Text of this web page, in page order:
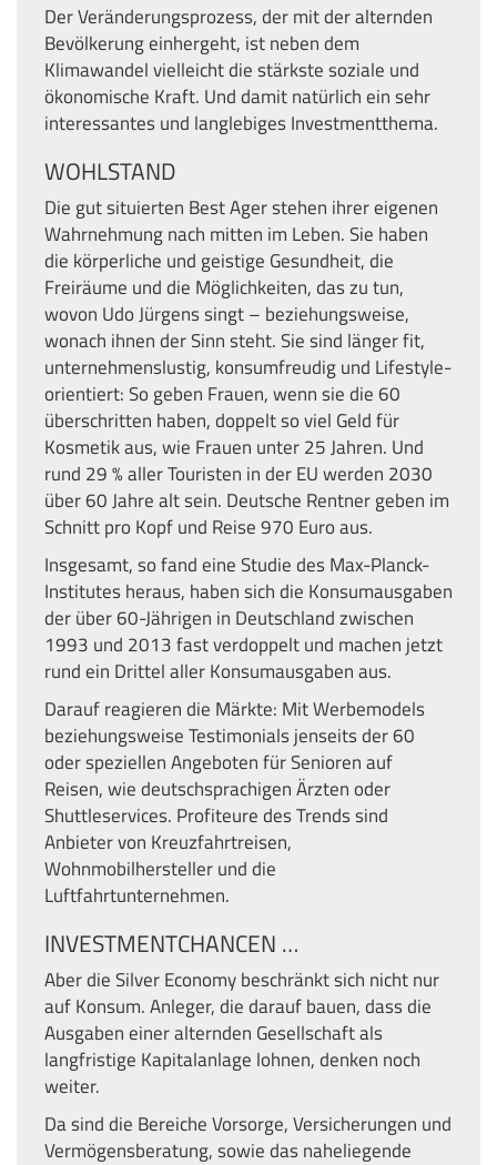
Der Veränderungsprozess, der mit der alternden
Bevölkerung einhergeht, ist neben dem
Klimawandel vielleicht die stärkste soziale und
ökonomische Kraft. Und damit natürlich ein sehr
interessantes und langlebiges Investmentthema.
WOHLSTAND
Die gut situierten Best Ager stehen ihrer eigenen
Wahrnehmung nach mitten im Leben. Sie haben
die körperliche und geistige Gesundheit, die
Freiräume und die Möglichkeiten, das zu tun,
wovon Udo Jürgens singt – beziehungsweise,
wonach ihnen der Sinn steht. Sie sind länger fit,
unternehmenslustig, konsumfreudig und Lifestyle-
orientiert: So geben Frauen, wenn sie die 60
überschritten haben, doppelt so viel Geld für
Kosmetik aus, wie Frauen unter 25 Jahren. Und
rund 29 % aller Touristen in der EU werden 2030
über 60 Jahre alt sein. Deutsche Rentner geben im
Schnitt pro Kopf und Reise 970 Euro aus.
Insgesamt, so fand eine Studie des Max-Planck-
Institutes heraus, haben sich die Konsumausgaben
der über 60-Jährigen in Deutschland zwischen
1993 und 2013 fast verdoppelt und machen jetzt
rund ein Drittel aller Konsumausgaben aus.
Darauf reagieren die Märkte: Mit Werbemodels
beziehungsweise Testimonials jenseits der 60
oder speziellen Angeboten für Senioren auf
Reisen, wie deutschsprachigen Ärzten oder
Shuttleservices. Profiteure des Trends sind
Anbieter von Kreuzfahrtreisen,
Wohnmobilhersteller und die
Luftfahrtunternehmen.
INVESTMENTCHANCEN …
Aber die Silver Economy beschränkt sich nicht nur
auf Konsum. Anleger, die darauf bauen, dass die
Ausgaben einer alternden Gesellschaft als
langfristige Kapitalanlage lohnen, denken noch
weiter.
Da sind die Bereiche Vorsorge, Versicherungen und
Vermögensberatung, sowie das naheliegende